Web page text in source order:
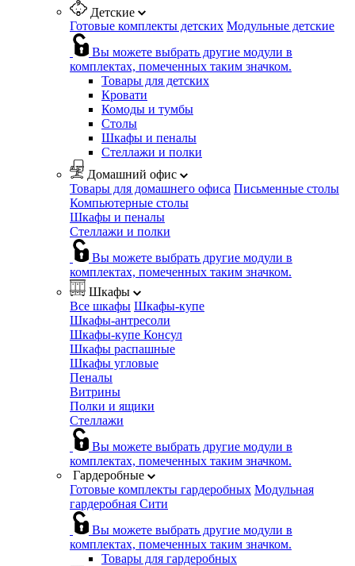
Детские
Готовые комплекты детских Модульные детские
Вы можете выбрать другие модули в
комплектах, помеченных таким значком.
Товары для детских
Кровати
Комоды и тумбы
Столы
Шкафы и пеналы
Стеллажи и полки
Домашний офис
Товары для домашнего офиса Письменные столы
Компьютерные столы
Шкафы и пеналы
Стеллажи и полки
Вы можете выбрать другие модули в
комплектах, помеченных таким значком.
Шкафы
Все шкафы Шкафы-купе
Шкафы-антресоли
Шкафы-купе Консул
Шкафы распашные
Шкафы угловые
Пеналы
Витрины
Полки и ящики
Стеллажи
Вы можете выбрать другие модули в
комплектах, помеченных таким значком.
Гардеробные
Готовые комплекты гардеробных Модульная
гардеробная Сити
Вы можете выбрать другие модули в
комплектах, помеченных таким значком.
Товары для гардеробных